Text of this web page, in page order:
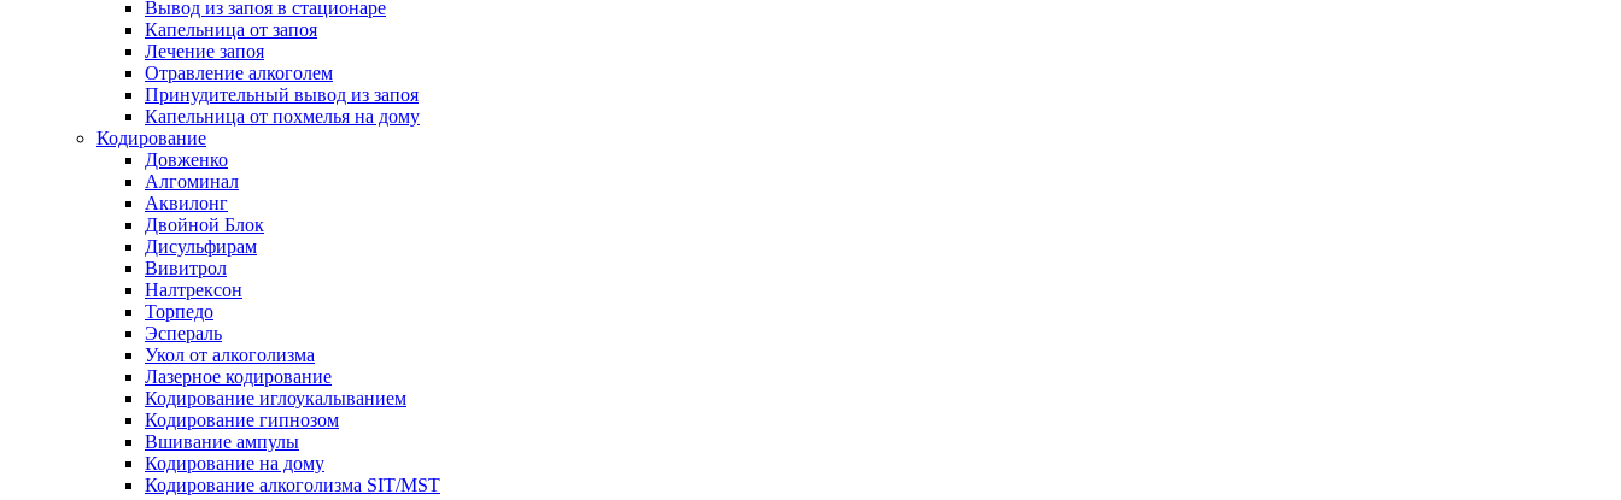
Вывод из запоя в стационаре
Капельница от запоя
Лечение запоя
Отравление алкоголем
Принудительный вывод из запоя
Капельница от похмелья на дому
Кодирование
Довженко
Алгоминал
Аквилонг
Двойной Блок
Дисульфирам
Вивитрол
Налтрексон
Торпедо
Эспераль
Укол от алкоголизма
Лазерное кодирование
Кодирование иглоукалыванием
Кодирование гипнозом
Вшивание ампулы
Кодирование на дому
Кодирование алкоголизма SIT/MST